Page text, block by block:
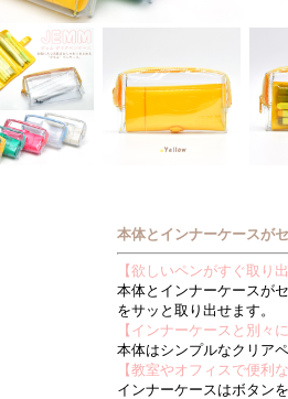
本体とインナーケースが
【欲しいペンがすぐ取り
本体とインナーケースが
をサッと取り出せます。
【インナーケースと別々
本体はシンプルなクリア
【教室やオフィスで便利
インナーケースはボタン